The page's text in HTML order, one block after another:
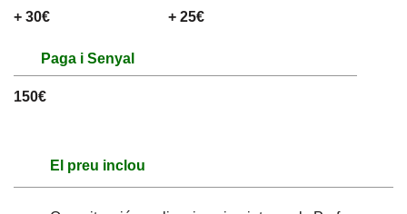
+ 30€ + 25€
Paga i Senyal
150€
El preu inclou